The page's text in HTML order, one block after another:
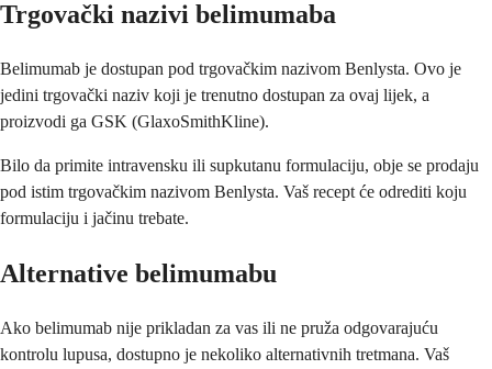
Trgovački nazivi belimumaba
Belimumab je dostupan pod trgovačkim nazivom Benlysta. Ovo je
jedini trgovački naziv koji je trenutno dostupan za ovaj lijek, a
proizvodi ga GSK (GlaxoSmithKline).
Bilo da primite intravensku ili supkutanu formulaciju, obje se prodaju
pod istim trgovačkim nazivom Benlysta. Vaš recept će odrediti koju
formulaciju i jačinu trebate.
Alternative belimumabu
Ako belimumab nije prikladan za vas ili ne pruža odgovarajuću
kontrolu lupusa, dostupno je nekoliko alternativnih tretmana. Vaš